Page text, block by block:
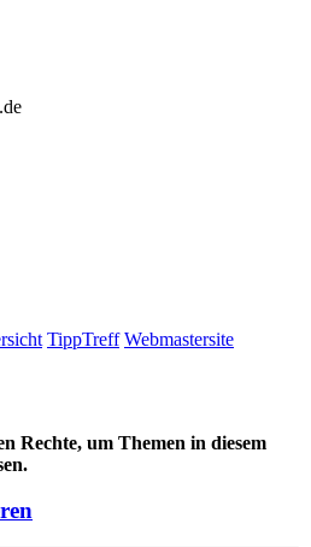
TippTreff Webmastersite
Rechte, um Themen in diesem